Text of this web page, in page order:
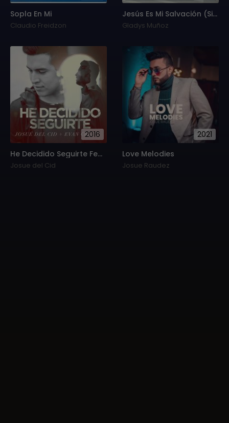
Sopla En Mi
Claudio Freidzon
Jesús Es Mi Salvación (Single)
Gladys Muñoz
2016
He Decidido Seguirte Feat. Evan Craft (Single)
Josue del Cid
2021
Love Melodies
Josue Raudez